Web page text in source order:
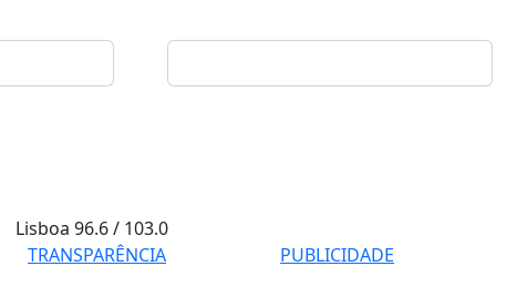
Lisboa96.6 / 103.0
TRANSPARÊNCIA
PUBLICIDADE